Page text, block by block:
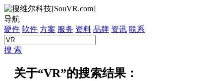
导航
硬件 软件 方案 服务 资料 品牌 资讯 联系
搜 索
关于“VR”的搜索结果：